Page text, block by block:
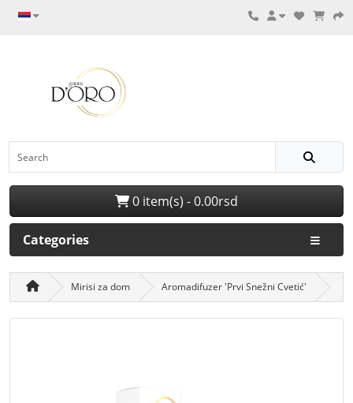
0 item(s) - 0.00rsd
Categories
Mirisi za dom Aromadifuzer 'Prvi Snežni Cvetić'